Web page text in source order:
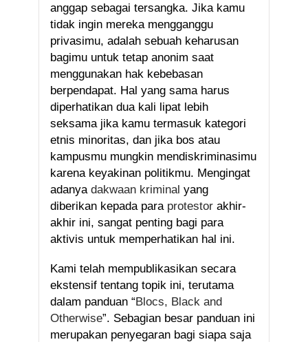
anggap sebagai tersangka. Jika kamu
tidak ingin mereka mengganggu
privasimu, adalah sebuah keharusan
bagimu untuk tetap anonim saat
menggunakan hak kebebasan
berpendapat. Hal yang sama harus
diperhatikan dua kali lipat lebih
seksama jika kamu termasuk kategori
etnis minoritas, dan jika bos atau
kampusmu mungkin mendiskriminasimu
karena keyakinan politikmu. Mengingat
adanya dakwaan kriminal yang
diberikan kepada para protestor akhir-
akhir ini, sangat penting bagi para
aktivis untuk memperhatikan hal ini.
Kami telah mempublikasikan secara
ekstensif tentang topik ini, terutama
dalam panduan “Blocs, Black and
Otherwise”. Sebagian besar panduan ini
merupakan penyegaran bagi siapa saja